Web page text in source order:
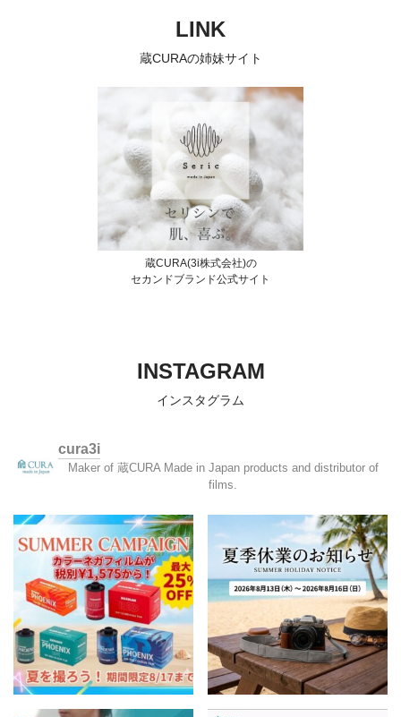
LINK
蔵CURAの姉妹サイト
蔵CURA(3i株式会社)の
セカンドブランド公式サイト
INSTAGRAM
インスタグラム
cura3i
Maker of 蔵CURA Made in Japan products and distributor of
films.